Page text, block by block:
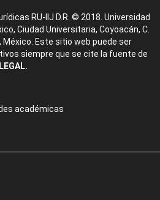
RU-IIJ D.R. © 2018. Universidad
Ciudad Universitaria, Coyoacán, C.
México. Este sitio web puede ser
siempre que se cite la fuente de
académicas